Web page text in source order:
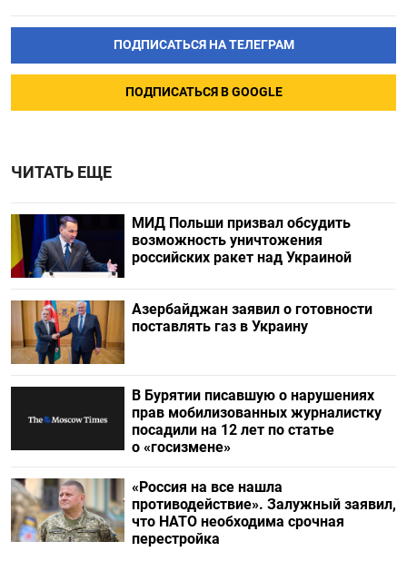
ПОДПИСАТЬСЯ НА ТЕЛЕГРАМ
ПОДПИСАТЬСЯ В GOOGLE
ЧИТАТЬ ЕЩЕ
МИД Польши призвал обсудить
возможность уничтожения
российских ракет над Украиной
Азербайджан заявил о готовности
поставлять газ в Украину
В Бурятии писавшую о нарушениях
прав мобилизованных журналистку
посадили на 12 лет по статье
о «госизмене»
«Россия на все нашла
противодействие». Залужный заявил,
что НАТО необходима срочная
перестройка